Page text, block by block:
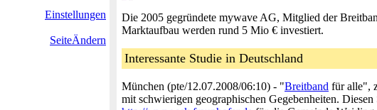
Einstellungen
SeiteÄndern
Die 2005 gegründete mywave AG, Mitglied der
Marktaufbau werden rund 5 Mio € investiert.
Interessante Studie in Deutschland
München (pte/12.07.2008/06:10) - "Breitband für alle",
mit schwierigen geographischen Gegebenheiten.